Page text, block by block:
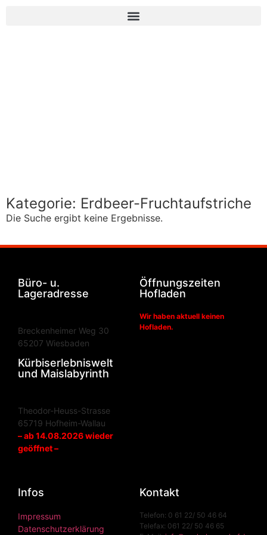
Kategorie: Erdbeer-Fruchtaufstriche
Die Suche ergibt keine Ergebnisse.
Büro- u.
Lageradresse
Breckenheimer Weg 30
65207 Wiesbaden
Kürbiserlebniswelt
und Maislabyrinth
Theodor-Heuss-Strasse
65719 Hofheim-Wallau
– ab 14.08.2026 wieder
geöffnet –
Öffnungszeiten
Hofladen
Wir haben aktuell keinen
Hofladen.
Infos
Impressum
Datenschutzerklärung
Kontakt
Telefon: 0 61 22/ 50 46 64
Telefax: 061 22/ 50 46 65